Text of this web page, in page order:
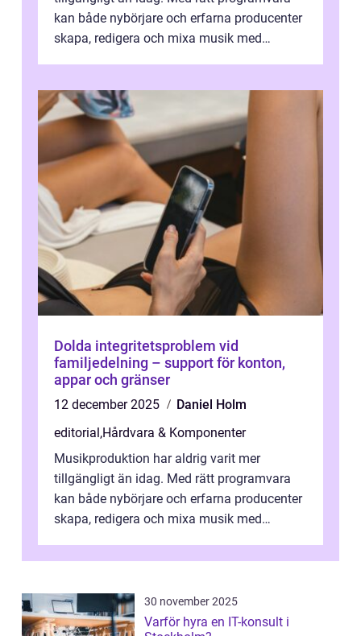
kan både nybörjare och erfarna producenter
skapa, redigera och mixa musik med
Dolda integritetsproblem vid
familjedelning – support för konton,
appar och gränser
12 december 2025
Daniel Holm
editorial,Hårdvara & Komponenter
Musikproduktion har aldrig varit mer
tillgängligt än idag. Med rätt programvara
kan både nybörjare och erfarna producenter
skapa, redigera och mixa musik med
30 november 2025
Varför hyra en IT-konsult i